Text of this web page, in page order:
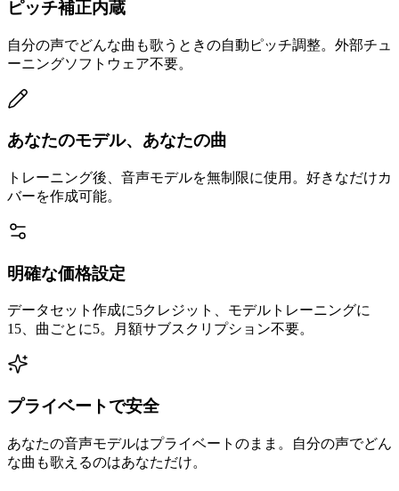
ピッチ補正内蔵
自分の声でどんな曲も歌うときの自動ピッチ調整。外部チュ
ーニングソフトウェア不要。
あなたのモデル、あなたの曲
トレーニング後、音声モデルを無制限に使用。好きなだけカ
バーを作成可能。
明確な価格設定
データセット作成に5クレジット、モデルトレーニングに
15、曲ごとに5。月額サブスクリプション不要。
プライベートで安全
あなたの音声モデルはプライベートのまま。自分の声でどん
な曲も歌えるのはあなただけ。